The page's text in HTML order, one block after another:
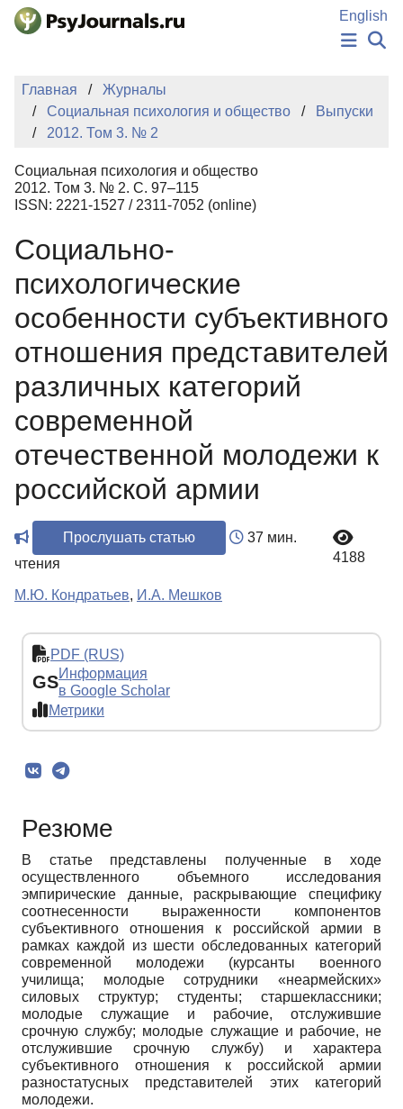
Перейти к основному содержанию
English
НОВОСТИ
ИЗДАНИЯ
БАЗА ЗНАНИЙ
КЛЮЧЕВЫЕ СЛОВА
Регистрация
Главная
Журналы
Социальная психология и общество
Выпуски
2012. Том 3. № 2
Социальная психология и общество
2012. Том 3. № 2. С. 97–115
ISSN: 2221-1527 / 2311-7052 (online)
Социально-
психологические
особенности субъективного
отношения представителей
различных категорий
современной
отечественной молодежи к
российской армии
Прослушать статью
37 мин.
чтения
4188
М.Ю. Кондратьев, И.А. Мешков
PDF (RUS)
GSИнформация
в Google Scholar
Метрики
Резюме
В статье представлены полученные в ходе
осуществленного объемного исследования
эмпирические данные, раскрывающие специфику
соотнесенности выраженности компонентов
субъективного отношения к российской армии в
рамках каждой из шести обследованных категорий
современной молодежи (курсанты военного
училища; молодые сотрудники «неармейских»
силовых структур; студенты; старшеклассники;
молодые служащие и рабочие, отслужившие
срочную службу; молодые служащие и рабочие, не
отслужившие срочную службу) и характера
субъективного отношения к российской армии
разностатусных представителей этих категорий
молодежи.